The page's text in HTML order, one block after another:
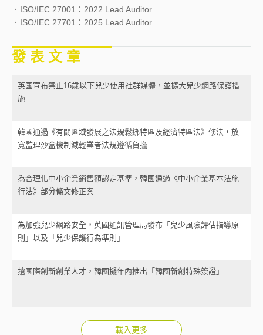
．ISO/IEC 27001：2022 Lead Auditor
．ISO/IEC 27701：2025 Lead Auditor
發 表 文 章
英國宣布禁止16歲以下兒少使用社群媒體，並擴大兒少網路保護措
施
韓國通過《有關區域發展之法規鬆綁特區及經濟特區法》修法，放
寬監理沙盒機制減輕業者法規遵循負擔
為合理化中小企業銷售額認定基準，韓國通過《中小企業基本法施
行法》部分條文修正案
為加強兒少網路安全，英國通訊管理局發布「兒少風險評估指導原
則」以及「兒少保護行為準則」
搶國際創新創業人才，韓國擬年內推出「韓國新創特殊簽證」
載入更多